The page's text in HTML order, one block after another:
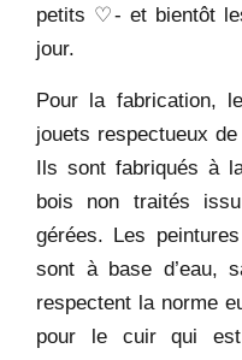
petits ♡- et bientôt
jour.
Pour la fabrication,
jouets respectueux
Ils sont fabriqués à
bois non traités
gérées. Les
sont à base d’eau,
respectent la norme
pour le cuir qui